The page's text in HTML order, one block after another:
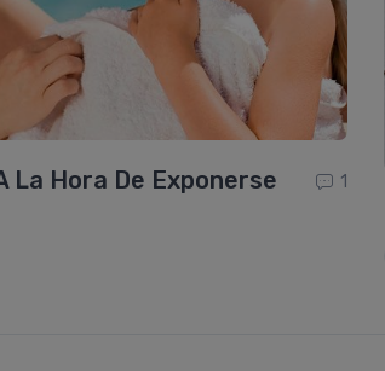
La Hora De Exponerse
1